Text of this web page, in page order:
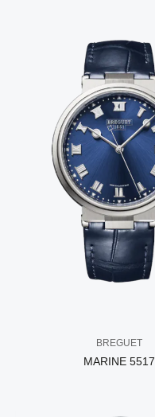
BREGUET
MARINE 5517